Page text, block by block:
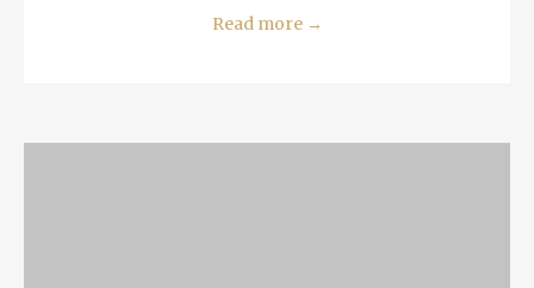
Read more →